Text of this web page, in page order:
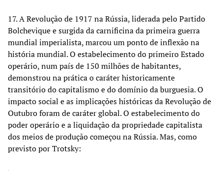
17. A Revolução de 1917 na Rússia, liderada pelo Partido
Bolchevique e surgida da carnificina da primeira guerra
mundial imperialista, marcou um ponto de inflexão na
história mundial. O estabelecimento do primeiro Estado
operário, num país de 150 milhões de habitantes,
demonstrou na prática o caráter historicamente
transitório do capitalismo e do domínio da burguesia. O
impacto social e as implicações históricas da Revolução de
Outubro foram de caráter global. O estabelecimento do
poder operário e a liquidação da propriedade capitalista
dos meios de produção começou na Rússia. Mas, como
previsto por Trotsky: